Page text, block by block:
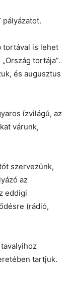
pályázatot.
tortával is lehet
tortája”.
és augusztus
ízvilágú, az
várunk,
szervezünk,
az
eddigi
(rádió,
tartjuk.